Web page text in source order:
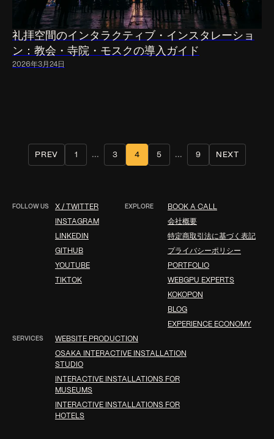
礼拝空間のインタラクティブ・インスタレーショ
ン：教会・寺院・モスクの導入ガイド
2026年3月24日
PREV 1 ... 3 4 5 ... 9 NEXT
FOLLOW US X / TWITTER
INSTAGRAM
LINKEDIN
GITHUB
YOUTUBE
TIKTOK
EXPLORE BOOK A CALL
会社概要
特定商取引法に基づく表記
プライバシーポリシー
PORTFOLIO
WEBGPU EXPERTS
KOKOPON
BLOG
EXPERIENCE ECONOMY
SERVICES WEBSITE PRODUCTION
OSAKA INTERACTIVE INSTALLATION
STUDIO
INTERACTIVE INSTALLATIONS FOR
MUSEUMS
INTERACTIVE INSTALLATIONS FOR
HOTELS